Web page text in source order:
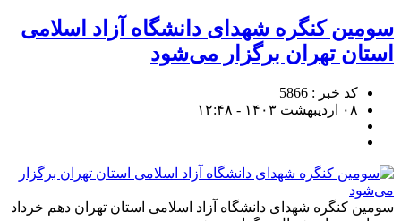
سومین کنگره شهدای دانشگاه آزاد اسلامی
استان تهران برگزار می‌شود
کد خبر : 5866
۰۸ اردیبهشت ۱۴۰۳ - ۱۲:۴۸
سومین کنگره شهدای دانشگاه آزاد اسلامی استان تهران دهم خرداد